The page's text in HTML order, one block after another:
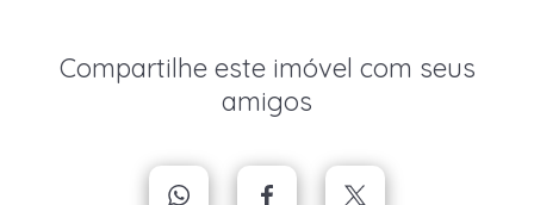
Compartilhe este imóvel com seus
amigos